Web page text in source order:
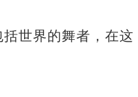
世界的舞者，在这